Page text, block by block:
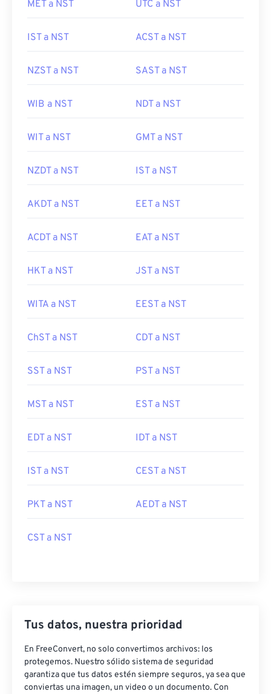
MET a NST UTC a NST
IST a NST ACST a NST
NZST a NST SAST a NST
WIB a NST NDT a NST
WIT a NST GMT a NST
NZDT a NST IST a NST
AKDT a NST EET a NST
ACDT a NST EAT a NST
HKT a NST JST a NST
WITA a NST EEST a NST
ChST a NST CDT a NST
SST a NST PST a NST
MST a NST EST a NST
EDT a NST IDT a NST
IST a NST CEST a NST
PKT a NST AEDT a NST
CST a NST
Tus datos, nuestra prioridad
En FreeConvert, no solo convertimos archivos: los
protegemos. Nuestro sólido sistema de seguridad
garantiza que tus datos estén siempre seguros, ya sea que
conviertas una imagen, un video o un documento. Con